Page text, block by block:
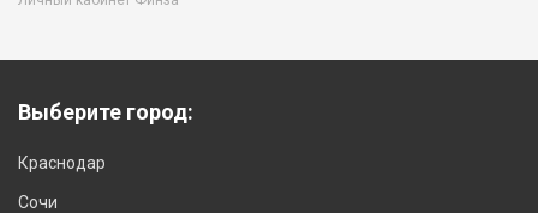
Выберите город:
Краснодар
Сочи